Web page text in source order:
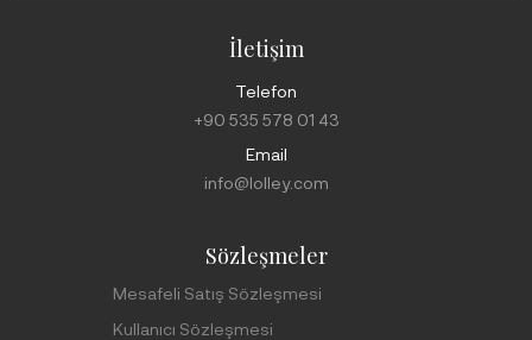
İletişim
Telefon
+90 535 578 01 43
Email
info@lolley.com
Sözleşmeler
Mesafeli Satış Sözleşmesi
Kullanıcı Sözleşmesi